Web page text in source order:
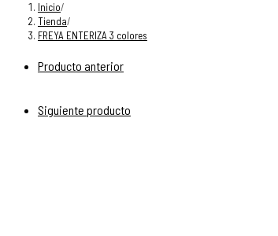
Inicio/
Tienda/
FREYA ENTERIZA 3 colores
Producto anterior
Siguiente producto